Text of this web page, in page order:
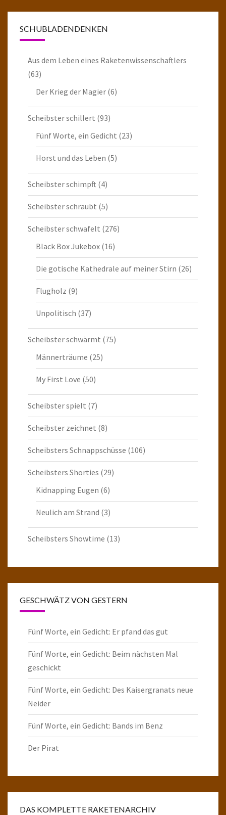
SCHUBLADENDENKEN
Aus dem Leben eines Raketenwissenschaftlers
(63)
Der Krieg der Magier (6)
Scheibster schillert (93)
Fünf Worte, ein Gedicht (23)
Horst und das Leben (5)
Scheibster schimpft (4)
Scheibster schraubt (5)
Scheibster schwafelt (276)
Black Box Jukebox (16)
Die gotische Kathedrale auf meiner Stirn (26)
Flugholz (9)
Unpolitisch (37)
Scheibster schwärmt (75)
Männerträume (25)
My First Love (50)
Scheibster spielt (7)
Scheibster zeichnet (8)
Scheibsters Schnappschüsse (106)
Scheibsters Shorties (29)
Kidnapping Eugen (6)
Neulich am Strand (3)
Scheibsters Showtime (13)
GESCHWÄTZ VON GESTERN
Fünf Worte, ein Gedicht: Er pfand das gut
Fünf Worte, ein Gedicht: Beim nächsten Mal
geschickt
Fünf Worte, ein Gedicht: Des Kaisergranats neue
Neider
Fünf Worte, ein Gedicht: Bands im Benz
Der Pirat
DAS KOMPLETTE RAKETENARCHIV